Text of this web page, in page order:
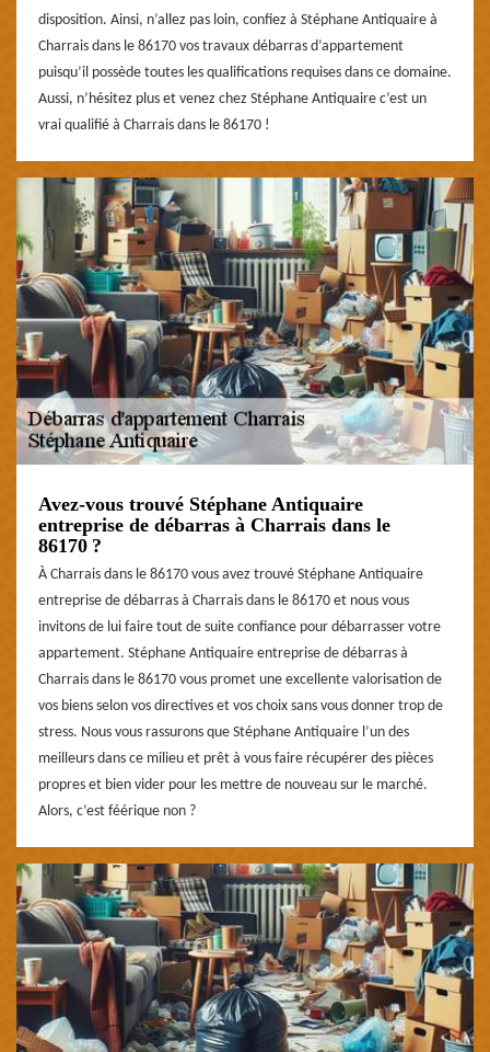
disposition. Ainsi, n’allez pas loin, confiez à Stéphane Antiquaire à
Charrais dans le 86170 vos travaux débarras d’appartement
puisqu’il possède toutes les qualifications requises dans ce domaine.
Aussi, n’hésitez plus et venez chez Stéphane Antiquaire c’est un
vrai qualifié à Charrais dans le 86170 !
Avez-vous trouvé Stéphane Antiquaire
entreprise de débarras à Charrais dans le
86170 ?
À Charrais dans le 86170 vous avez trouvé Stéphane Antiquaire
entreprise de débarras à Charrais dans le 86170 et nous vous
invitons de lui faire tout de suite confiance pour débarrasser votre
appartement. Stéphane Antiquaire entreprise de débarras à
Charrais dans le 86170 vous promet une excellente valorisation de
vos biens selon vos directives et vos choix sans vous donner trop de
stress. Nous vous rassurons que Stéphane Antiquaire l’un des
meilleurs dans ce milieu et prêt à vous faire récupérer des pièces
propres et bien vider pour les mettre de nouveau sur le marché.
Alors, c’est féérique non ?